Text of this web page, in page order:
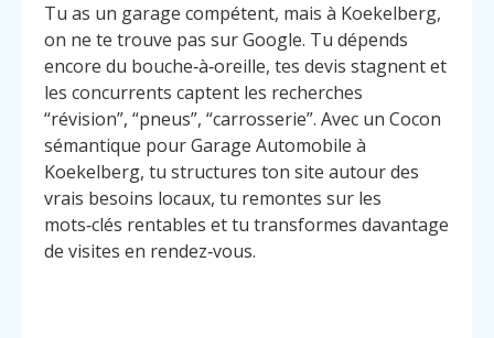
Tu as un garage compétent, mais à Koekelberg,
on ne te trouve pas sur Google. Tu dépends
encore du bouche‑à‑oreille, tes devis stagnent et
les concurrents captent les recherches
“révision”, “pneus”, “carrosserie”. Avec un Cocon
sémantique pour Garage Automobile à
Koekelberg, tu structures ton site autour des
vrais besoins locaux, tu remontes sur les
mots‑clés rentables et tu transformes davantage
de visites en rendez‑vous.